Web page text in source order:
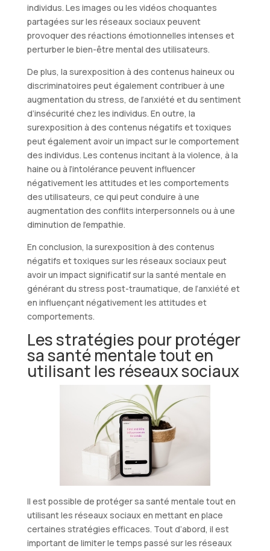
individus. Les images ou les vidéos choquantes
partagées sur les réseaux sociaux peuvent
provoquer des réactions émotionnelles intenses et
perturber le bien-être mental des utilisateurs.
De plus, la surexposition à des contenus haineux ou
discriminatoires peut également contribuer à une
augmentation du stress, de l’anxiété et du sentiment
d’insécurité chez les individus. En outre, la
surexposition à des contenus négatifs et toxiques
peut également avoir un impact sur le comportement
des individus. Les contenus incitant à la violence, à la
haine ou à l’intolérance peuvent influencer
négativement les attitudes et les comportements
des utilisateurs, ce qui peut conduire à une
augmentation des conflits interpersonnels ou à une
diminution de l’empathie.
En conclusion, la surexposition à des contenus
négatifs et toxiques sur les réseaux sociaux peut
avoir un impact significatif sur la santé mentale en
générant du stress post-traumatique, de l’anxiété et
en influençant négativement les attitudes et
comportements.
Les stratégies pour protéger
sa santé mentale tout en
utilisant les réseaux sociaux
Il est possible de protéger sa santé mentale tout en
utilisant les réseaux sociaux en mettant en place
certaines stratégies efficaces. Tout d’abord, il est
important de limiter le temps passé sur les réseaux